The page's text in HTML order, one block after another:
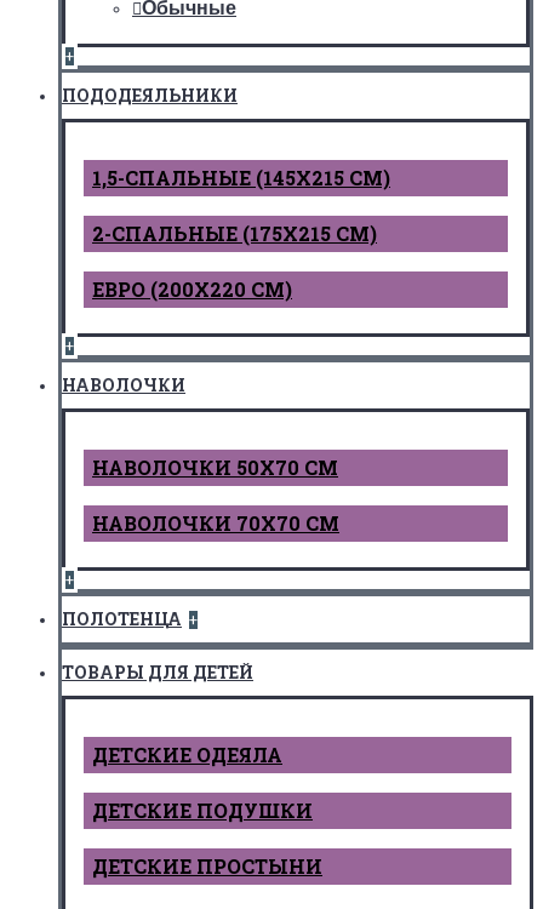
Обычные
+
ПОДОДЕЯЛЬНИКИ
1,5-СПАЛЬНЫЕ (145Х215 СМ)
2-СПАЛЬНЫЕ (175Х215 СМ)
ЕВРО (200Х220 СМ)
+
НАВОЛОЧКИ
НАВОЛОЧКИ 50Х70 СМ
НАВОЛОЧКИ 70Х70 СМ
+
ПОЛОТЕНЦА +
ТОВАРЫ ДЛЯ ДЕТЕЙ
ДЕТCКИЕ ОДЕЯЛА
ДЕТСКИЕ ПОДУШКИ
ДЕТСКИЕ ПРОСТЫНИ